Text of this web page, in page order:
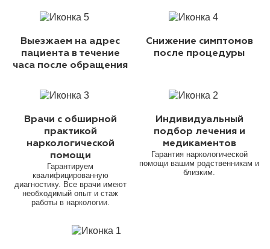
Выезжаем на адрес
пациента в течение
часа после обращения
Снижение симптомов
после процедуры
Врачи с обширной
практикой
наркологической
помощи
Гарантируем
квалифицированную
диагностику. Все врачи имеют
необходимый опыт и стаж
работы в наркологии.
Индивидуальный
подбор лечения и
медикаментов
Гарантия наркологической
помощи вашим родственникам и
близким.